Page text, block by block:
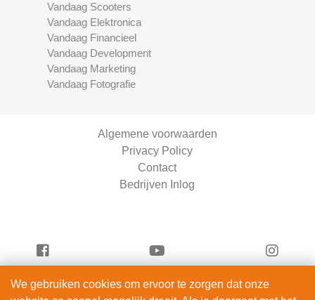
Vandaag Scooters
Vandaag Elektronica
Vandaag Financieel
Vandaag Development
Vandaag Marketing
Vandaag Fotografie
Algemene voorwaarden
Privacy Policy
Contact
Bedrijven Inlog
Vandaag Beauty is onderdeel van
We gebruiken cookies om ervoor te zorgen dat onze